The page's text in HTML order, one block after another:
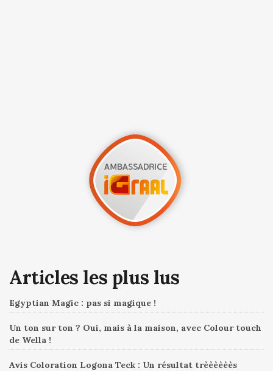
Articles les plus lus
Egyptian Magic : pas si magique !
Un ton sur ton ? Oui, mais à la maison, avec Colour touch
de Wella !
Avis Coloration Logona Teck : Un résultat trèèèèèès